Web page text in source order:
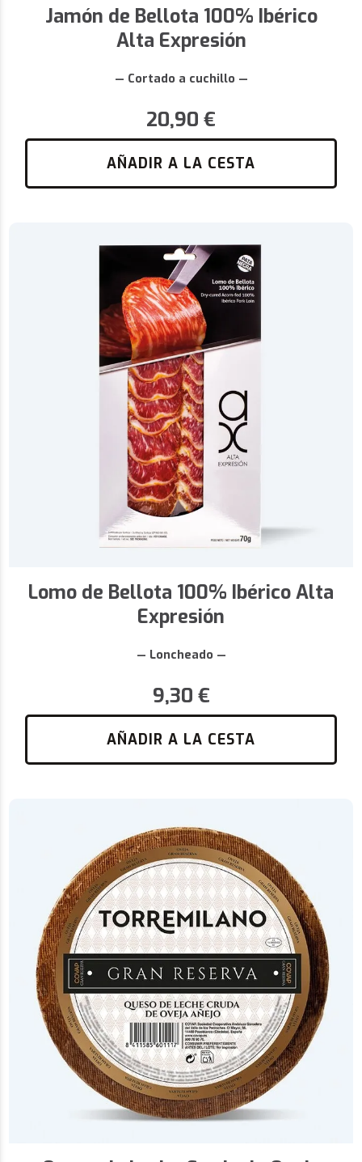
Jamón de Bellota 100% Ibérico
Alta Expresión
— Cortado a cuchillo —
20,90 €
AÑADIR A LA CESTA
Lomo de Bellota 100% Ibérico Alta
Expresión
— Loncheado —
9,30 €
AÑADIR A LA CESTA